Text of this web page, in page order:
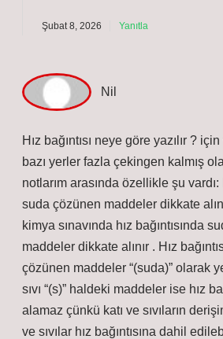
Şubat 8, 2026 Yanıtla
Hız bağıntısı neye göre yazılır ?
bazı yerler fazla çekingen kalmış
notlarım arasında özellikle şu vardı:
suda çözünen maddeler dikkate
kimya sınavında hız bağıntısında
maddeler dikkate alınır . Hız
çözünen maddeler “(suda)” olarak
sıvı “(s)” haldeki maddeler ise hız
alamaz çünkü katı ve sıvıların
ve sıvılar hız bağıntısına dahil